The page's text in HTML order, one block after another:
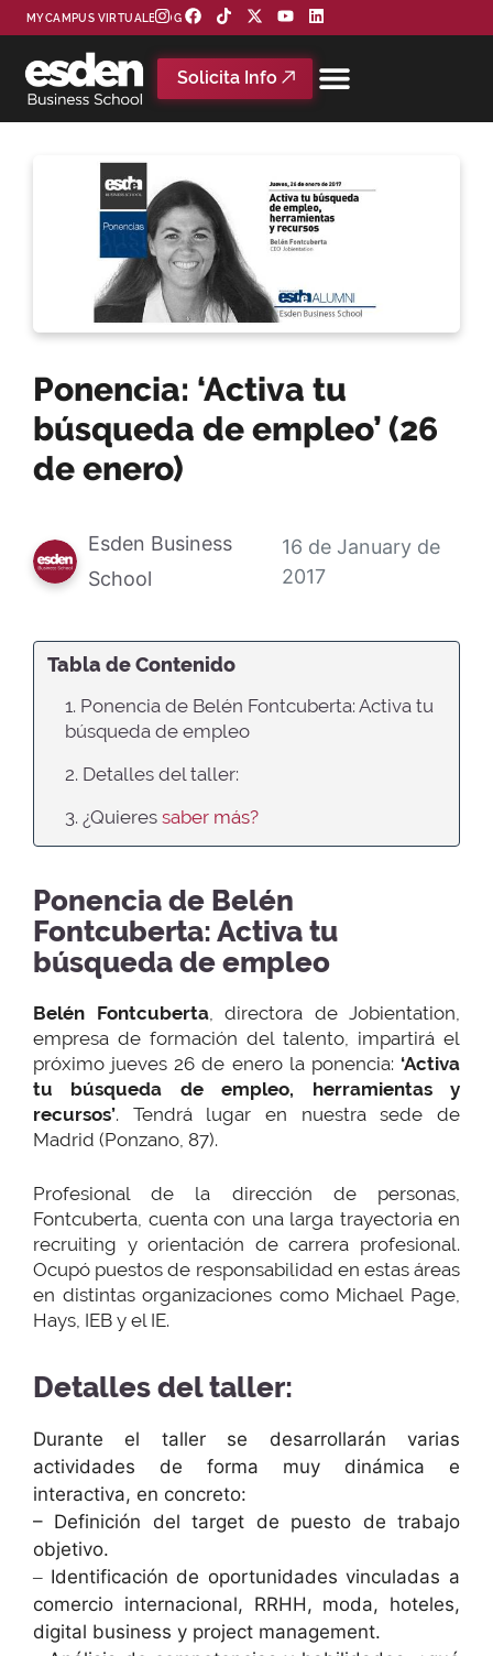
MYCAMPUS VIRTUAL BLOG
Solicita Info
Ponencia: ‘Activa tu
búsqueda de empleo’ (26
de enero)
Esden Business
School
16 de January de
2017
Tabla de Contenido
1. Ponencia de Belén Fontcuberta: Activa tu
búsqueda de empleo
2. Detalles del taller:
3. ¿Quieres saber más?
Ponencia de Belén
Fontcuberta: Activa tu
búsqueda de empleo
Belén Fontcuberta, directora de Jobientation,
empresa de formación del talento, impartirá el
próximo jueves 26 de enero la ponencia: ‘Activa
tu búsqueda de empleo, herramientas y
recursos’. Tendrá lugar en nuestra sede de
Madrid (Ponzano, 87).
Profesional de la dirección de personas,
Fontcuberta, cuenta con una larga trayectoria en
recruiting y orientación de carrera profesional.
Ocupó puestos de responsabilidad en estas áreas
en distintas organizaciones como Michael Page,
Hays, IEB y el IE.
Detalles del taller:
Durante el taller se desarrollarán varias
actividades de forma muy dinámica e
interactiva, en concreto:
– Definición del target de puesto de trabajo
objetivo.
– Identificación de oportunidades vinculadas a
comercio internacional, RRHH, moda, hoteles,
digital business y project management.